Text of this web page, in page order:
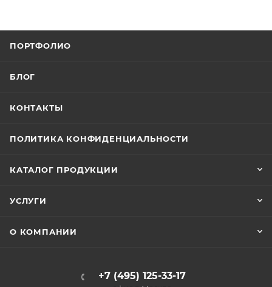
ПОРТФОЛИО
БЛОГ
КОНТАКТЫ
ПОЛИТИКА КОНФИДЕНЦИАЛЬНОСТИ
КАТАЛОГ ПРОДУКЦИИ
УСЛУГИ
О КОМПАНИИ
+7 (495) 125-33-17